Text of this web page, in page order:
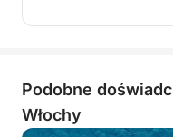
Podobne
Włochy